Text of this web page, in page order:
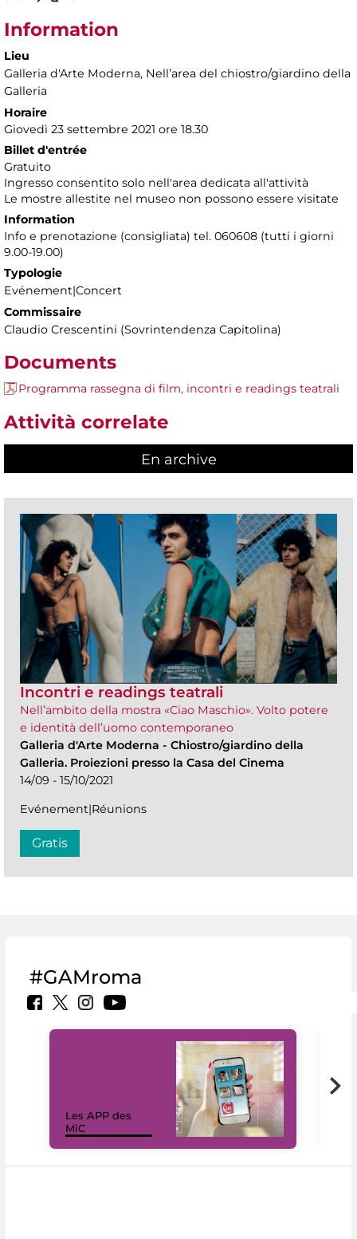
Information
Lieu
Galleria d'Arte Moderna, Nellʼarea del chiostro/giardino della
Galleria
Horaire
Giovedì 23 settembre 2021 ore 18.30
Billet d'entrée
Gratuito
Ingresso consentito solo nell'area dedicata all'attività
Le mostre allestite nel museo non possono essere visitate
Information
Info e prenotazione (consigliata) tel. 060608 (tutti i giorni
9.00-19.00)
Typologie
Evénement|Concert
Commissaire
Claudio Crescentini (Sovrintendenza Capitolina)
Documents
Programma rassegna di film, incontri e readings teatrali
Attività correlate
En archive
Incontri e readings teatrali
Nell’ambito della mostra «Ciao Maschio». Volto potere
e identità dell’uomo contemporaneo
Galleria d'Arte Moderna - Chiostro/giardino della
Galleria. Proiezioni presso la Casa del Cinema
14/09 - 15/10/2021
Evénement|Réunions
Gratis
#GAMroma
Les APP des
MiC